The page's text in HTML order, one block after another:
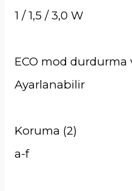
1 / 1,5 / 3,0 W
ECO mod durdurma
Ayarlanabilir
Koruma (2)
a-f